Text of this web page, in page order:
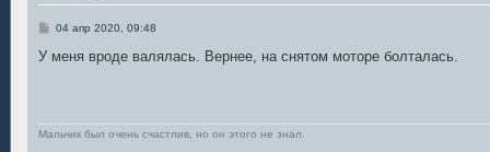
С
о
е
04 апр 2020, 09:48
У меня вроде валялась. Вернее, на снятом моторе болталась.
Мальчик был очень счастлив, но он этого не знал.